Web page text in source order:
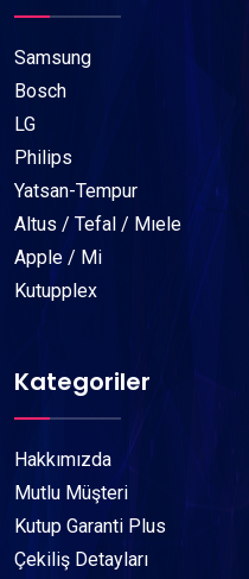
Samsung
Bosch
LG
Philips
Yatsan-Tempur
Altus / Tefal / Mıele
Apple / Mi
Kutupplex
Kategoriler
Hakkımızda
Mutlu Müşteri
Kutup Garanti Plus
Çekiliş Detayları